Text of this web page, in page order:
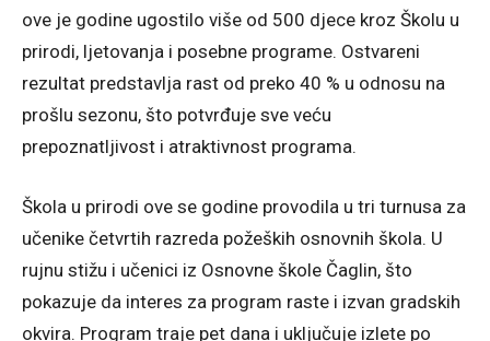
ove je godine ugostilo više od 500 djece kroz Školu u
prirodi, ljetovanja i posebne programe. Ostvareni
rezultat predstavlja rast od preko 40 % u odnosu na
prošlu sezonu, što potvrđuje sve veću
prepoznatljivost i atraktivnost programa.
Škola u prirodi ove se godine provodila u tri turnusa za
učenike četvrtih razreda požeških osnovnih škola. U
rujnu stižu i učenici iz Osnovne škole Čaglin, što
pokazuje da interes za program raste i izvan gradskih
okvira. Program traje pet dana i uključuje izlete po